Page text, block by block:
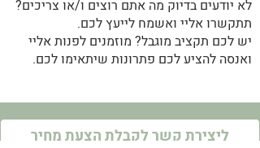
לא יודעים בדיוק מה אתם רוצים ו/או צריכים?
תתקשרו אליי ואשמח לייעץ לכם.
יש לכם תקציב מוגבל? מוזמנים לפנות אליי
ואנסה להציע לכם פתרונות שיתאימו לכם.
ליצירת קשר לקבלת הצעת מחיר